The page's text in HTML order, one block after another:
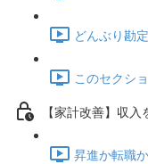
どんぶり勘
このセクシ
【家計改善】収入
昇進か転職